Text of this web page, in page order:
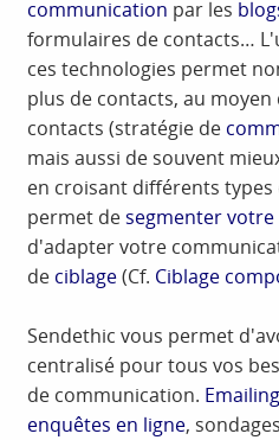
communication par les
formulaires de contacts…
ces technologies permet
plus de contacts, au
contacts (stratégie de
mais aussi de souvent
en croisant différents
permet desegmenter
d'adapter votre
de ciblage(Cf. Ciblage
Sendethic vous permet
centralisé pour tous vos
de communication. Emailing
enquêtes en ligne,